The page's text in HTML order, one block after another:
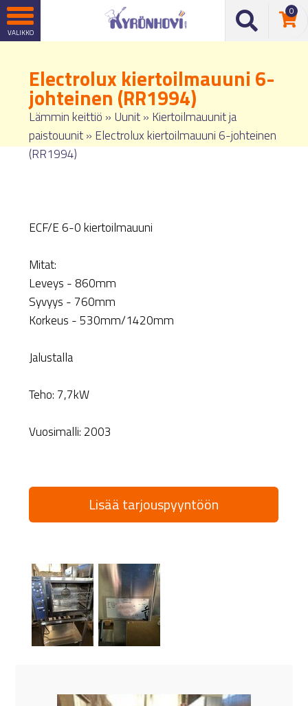
0
Electrolux kiertoilmauuni 6-
johteinen (RR1994)
Lämmin keittiö » Uunit» Kiertoilmauunit ja
paistouunit» Electrolux kiertoilmauuni 6-johteinen
(RR1994)
ECF/E 6-0 kiertoilmauuni
Mitat:
Leveys - 860mm
Syvyys - 760mm
Korkeus - 530mm/1420mm
Jalustalla
Teho: 7,7kW
Vuosimalli: 2003
Lisää tarjouspyyntöön